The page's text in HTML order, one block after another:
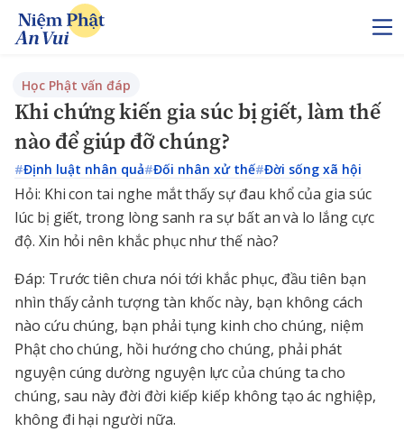
Học Phật vấn đáp
Khi chứng kiến gia súc bị giết, làm thế
nào để giúp đỡ chúng?
#Định luật nhân quả#Đối nhân xử thế#Đời sống xã hội
Hỏi: Khi con tai nghe mắt thấy sự đau khổ của gia súc
lúc bị giết, trong lòng sanh ra sự bất an và lo lắng cực
độ. Xin hỏi nên khắc phục như thế nào?
Đáp: Trước tiên chưa nói tới khắc phục, đầu tiên bạn
nhìn thấy cảnh tượng tàn khốc này, bạn không cách
nào cứu chúng, bạn phải tụng kinh cho chúng, niệm
Phật cho chúng, hồi hướng cho chúng, phải phát
nguyện cúng dường nguyện lực của chúng ta cho
chúng, sau này đời đời kiếp kiếp không tạo ác nghiệp,
không đi hại người nữa.